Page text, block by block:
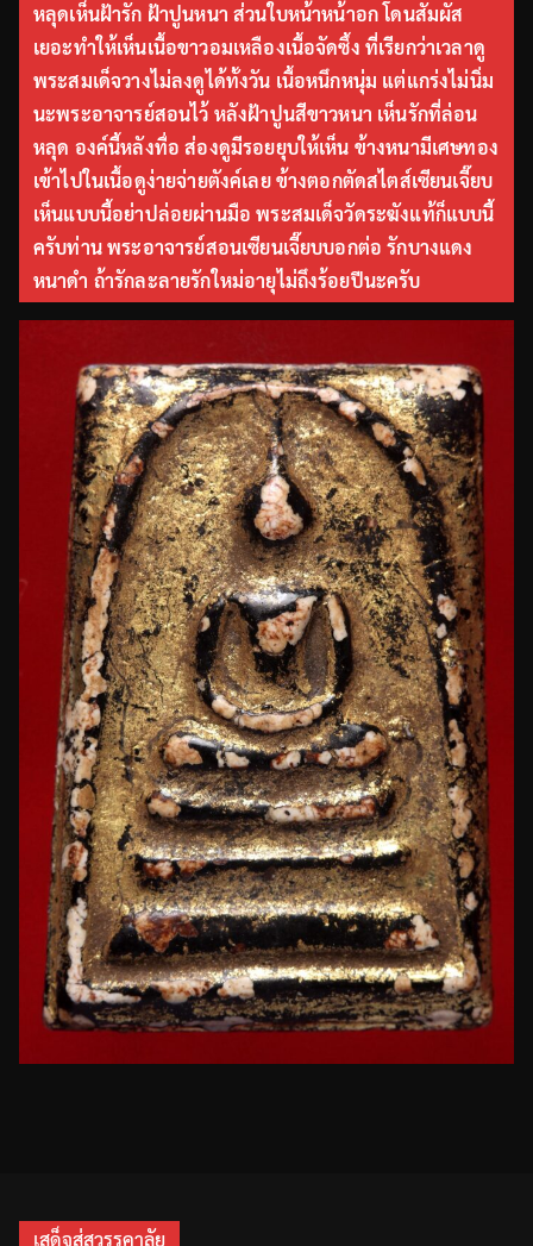
หลุดเห็นฝ้ารัก ฝ้าปูนหนา ส่วนใบหน้าหน้าอก โดนสัมผัส
เยอะทำให้เห็นเนื้อขาวอมเหลืองเนื้อจัดซึ้ง ที่เรียกว่าเวลาดู
พระสมเด็จวางไม่ลงดูได้ทั้งวัน เนื้อหนึกหนุ่ม แต่แกร่งไม่นิ่ม
นะพระอาจารย์สอนไว้ หลังฝ้าปูนสีขาวหนา เห็นรักที่ล่อน
หลุด องค์นี้หลังทื่อ ส่องดูมีรอยยุบให้เห็น ข้างหนามีเศษทอง
เข้าไปในเนื้อดูง่ายจ่ายตังค์เลย ข้างตอกตัดสไตส์เซียนเจี๊ยบ
เห็นแบบนี้อย่าปล่อยผ่านมือ พระสมเด็จวัดระฆังแท้ก็แบบนี้
ครับท่าน พระอาจารย์สอนเซียนเจี๊ยบบอกต่อ รักบางแดง
หนาดำ ถ้ารักละลายรักใหม่อายุไม่ถึงร้อยปีนะครับ
เสด็จสู่สวรรคาลัย